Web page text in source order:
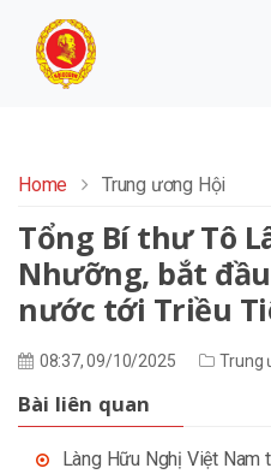
Home Trung ương Hội
Tổng Bí thư Tô
Nhưỡng, bắt
nước tới Triều
08:37, 09/10/2025 Trung
Bài liên quan
Làng Hữu Nghị Việt Nam